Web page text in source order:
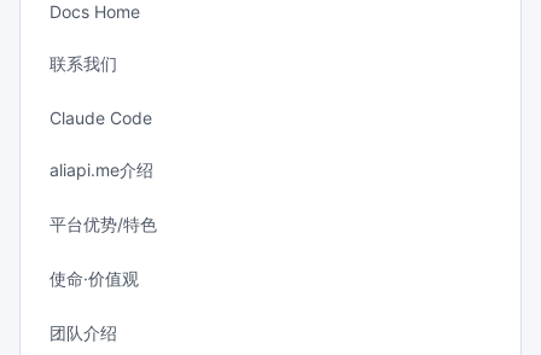
Docs Home
联系我们
Claude Code
aliapi.me介绍
平台优势/特色
使命·价值观
团队介绍